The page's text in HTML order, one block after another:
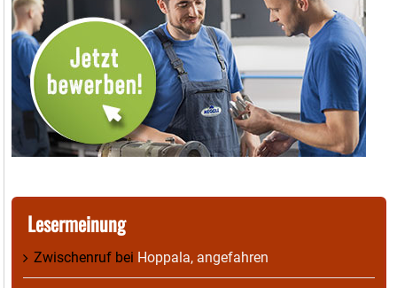
Lesermeinung
Zwischenruf bei Hoppala, angefahren